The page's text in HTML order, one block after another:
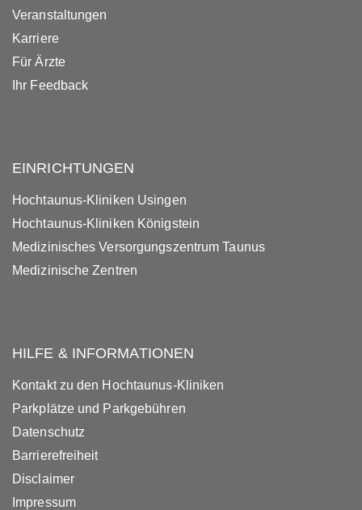
Veranstaltungen
Karriere
Für Ärzte
Ihr Feedback
EINRICHTUNGEN
Hochtaunus-Kliniken Usingen
Hochtaunus-Kliniken Königstein
Medizinisches Versorgungszentrum Taunus
Medizinische Zentren
HILFE & INFORMATIONEN
Kontakt zu den Hochtaunus-Kliniken
Parkplätze und Parkgebühren
Datenschutz
Barrierefreiheit
Disclaimer
Impressum